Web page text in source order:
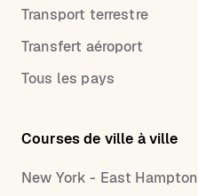
Transport terrestre
Transfert aéroport
Tous les pays
Courses de ville à ville
New York - East Hampton